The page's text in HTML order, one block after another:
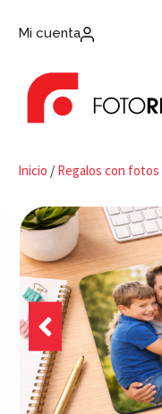
Mi cuenta
Inicio / Regalos con fotos